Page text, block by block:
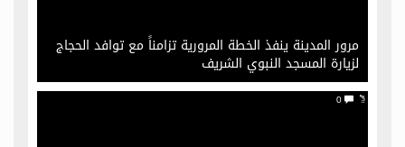
مرور المدينة ينفذ الخطة المرورية تزامناً مع توافد الحجاج
لزيارة المسجد النبوي الشريف